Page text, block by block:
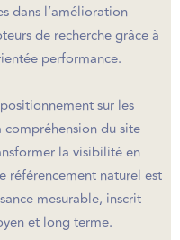
dans l’amélioration
de recherche grâce à
performance.
sur les
du site
la visibilité en
référencement naturel est
mesurable, inscrit
et long terme.